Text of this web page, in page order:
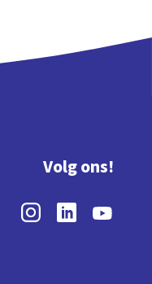
Volg ons!